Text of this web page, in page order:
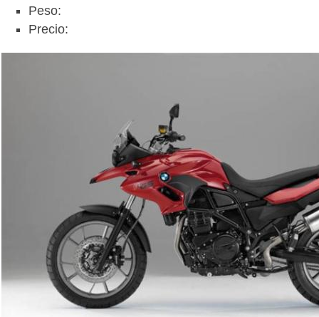
Peso:
Precio: